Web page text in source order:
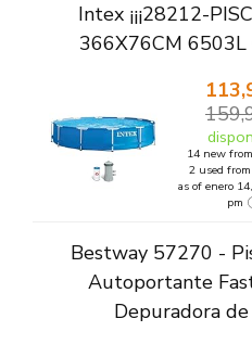
Intex ¡¡¡28212-
366X76CM 6503L
14 new
2 used
as of enero
pm
Bestway 57270 -
Autoportante
Depuradora